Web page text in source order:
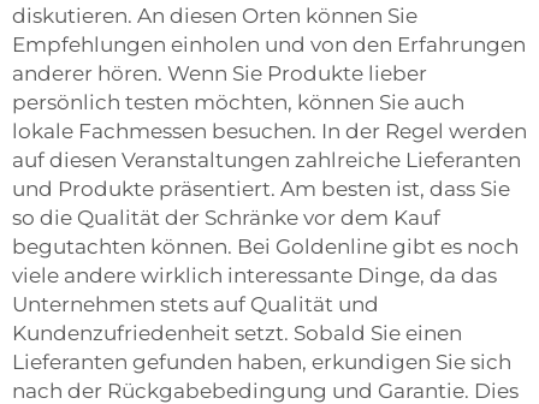
diskutieren. An diesen Orten können Sie
Empfehlungen einholen und von den Erfahrungen
anderer hören. Wenn Sie Produkte lieber
persönlich testen möchten, können Sie auch
lokale Fachmessen besuchen. In der Regel werden
auf diesen Veranstaltungen zahlreiche Lieferanten
und Produkte präsentiert. Am besten ist, dass Sie
so die Qualität der Schränke vor dem Kauf
begutachten können. Bei Goldenline gibt es noch
viele andere wirklich interessante Dinge, da das
Unternehmen stets auf Qualität und
Kundenzufriedenheit setzt. Sobald Sie einen
Lieferanten gefunden haben, erkundigen Sie sich
nach der Rückgabebedingung und Garantie. Dies